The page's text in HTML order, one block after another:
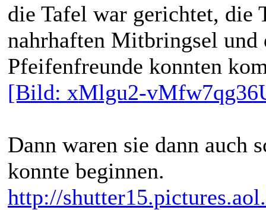
die Tafel war gerichtet, die
nahrhaften Mitbringsel und
Pfeifenfreunde konnten
[Bild: xMlgu2-
Dann waren sie dann auch
konnte beginnen.
http://